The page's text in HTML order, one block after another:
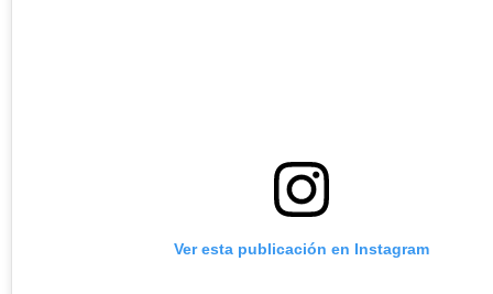
Ver esta publicación en Instagram